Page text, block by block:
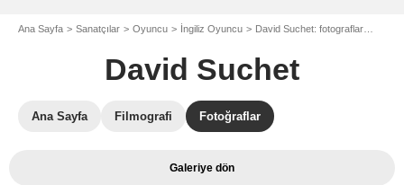
Ana Sayfa Sanatçılar Oyuncu İngiliz Oyuncu David Suchet: fotograflar
David Suchet
Ana Sayfa Filmografi Fotoğraflar
Galeriye dön